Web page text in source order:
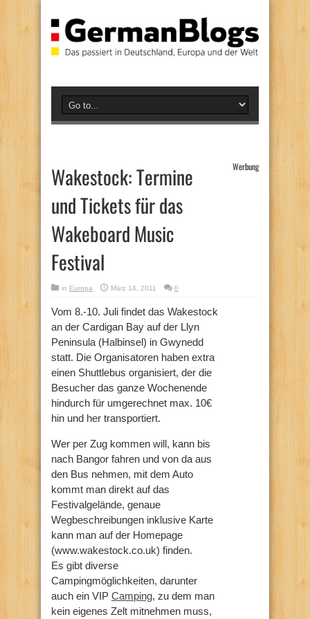
Wakestock: Termine
und Tickets für das
Wakeboard Music
Festival
Werbung
in Europa März 14, 2011 0
Vom 8.-10. Juli findet das Wakestock
an der Cardigan Bay auf der Llyn
Peninsula (Halbinsel) in Gwynedd
statt. Die Organisatoren haben extra
einen Shuttlebus organisiert, der die
Besucher das ganze Wochenende
hindurch für umgerechnet max. 10€
hin und her transportiert.
Wer per Zug kommen will, kann bis
nach Bangor fahren und von da aus
den Bus nehmen, mit dem Auto
kommt man direkt auf das
Festivalgelände, genaue
Wegbeschreibungen inklusive Karte
kann man auf der Homepage
(www.wakestock.co.uk) finden.
Es gibt diverse
Campingmöglichkeiten, darunter
auch ein VIP Camping, zu dem man
kein eigenes Zelt mitnehmen muss,